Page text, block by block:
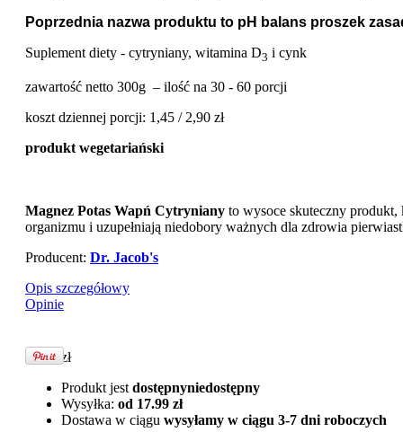
Poprzednia nazwa produktu to pH balans proszek
Suplement diety - cytryniany, witamina D3 i cynk
zawartość netto 300g – ilość na 30 - 60 porcji
koszt dziennej porcji: 1,45 / 2,90 zł
produkt wegetariański
Magnez Potas Wapń Cytryniany to wysoce skuteczny
organizmu i uzupełniają niedobory ważnych dla zdrowia
Producent: Dr. Jacob's
Opis szczegółowy
Opinie
79.00 zł
Produkt jest dostępnyniedostępny
Wysyłka: od 17.99 zł
Dostawa w ciągu wysyłamy w ciągu 3-7 dni roboczych